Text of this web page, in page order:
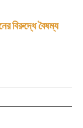
বিরুদ্ধে বৈষম্য